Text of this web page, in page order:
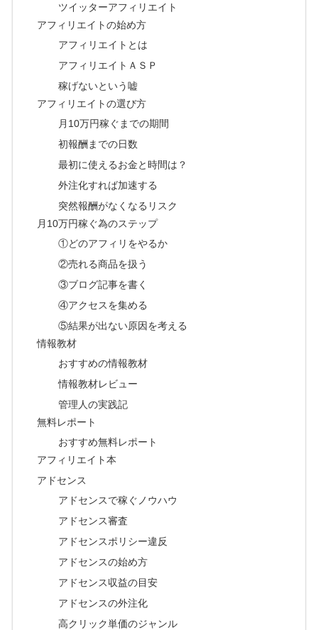
ツイッターアフィリエイト
アフィリエイトの始め方
アフィリエイトとは
アフィリエイトＡＳＰ
稼げないという嘘
アフィリエイトの選び方
月10万円稼ぐまでの期間
初報酬までの日数
最初に使えるお金と時間は？
外注化すれば加速する
突然報酬がなくなるリスク
月10万円稼ぐ為のステップ
①どのアフィリをやるか
②売れる商品を扱う
③ブログ記事を書く
④アクセスを集める
⑤結果が出ない原因を考える
情報教材
おすすめの情報教材
情報教材レビュー
管理人の実践記
無料レポート
おすすめ無料レポート
アフィリエイト本
アドセンス
アドセンスで稼ぐノウハウ
アドセンス審査
アドセンスポリシー違反
アドセンスの始め方
アドセンス収益の目安
アドセンスの外注化
高クリック単価のジャンル